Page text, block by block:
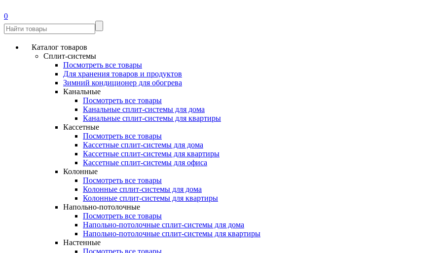
0
Каталог товаров
Сплит-системы
Посмотреть все товары
Для хранения товаров и продуктов
Зимний кондиционер для обогрева
Канальные
Посмотреть все товары
Канальные сплит-системы для дома
Канальные сплит-системы для квартиры
Кассетные
Посмотреть все товары
Кассетные сплит-системы для дома
Кассетные сплит-системы для квартиры
Кассетные сплит-системы для офиса
Колонные
Посмотреть все товары
Колонные сплит-системы для дома
Колонные сплит-системы для квартиры
Напольно-потолочные
Посмотреть все товары
Напольно-потолочные сплит-системы для дома
Напольно-потолочные сплит-системы для квартиры
Настенные
Посмотреть все товары